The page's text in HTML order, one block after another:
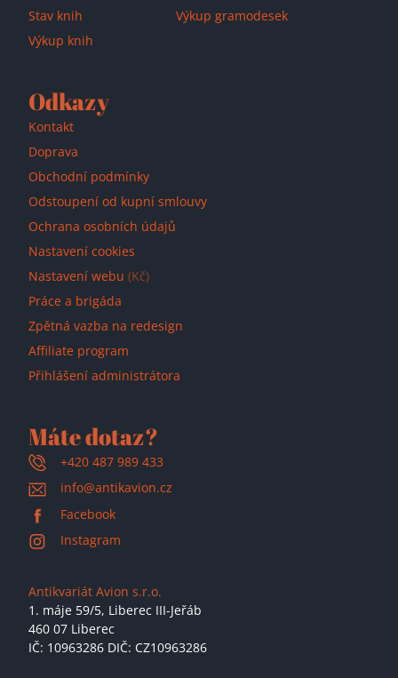
Stav knih
Výkup knih
Výkup gramodesek
Odkazy
Kontakt
Doprava
Obchodní podmínky
Odstoupení od kupní smlouvy
Ochrana osobních údajů
Nastavení cookies
Nastavení webu (Kč)
Práce a brigáda
Zpětná vazba na redesign
Affiliate program
Přihlášení administrátora
Máte dotaz?
+420 487 989 433
info@antikavion.cz
Facebook
Instagram
Antikvariát Avion s.r.o.
1. máje 59/5, Liberec III-Jeřáb
460 07 Liberec
IČ: 10963286 DIČ: CZ10963286